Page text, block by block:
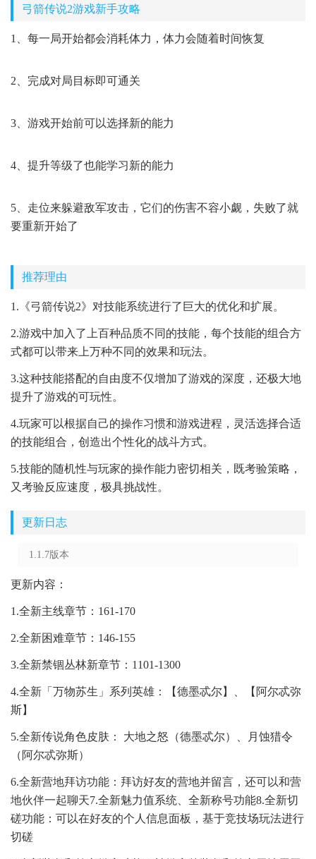
弓箭传说2游戏新手攻略
1、每一局开始都会消耗体力，体力会随着时间恢复
2、完成对局目标即可通关
3、游戏开始前可以选择新的能力
4、提升等级了也能学习新的能力
5、走位来躲避敌军攻击，它们的伤害不容小觑，失败了就
要重新开始了
推荐理由
1.《弓箭传说2》对技能系统进行了巨大的优化和扩展。
2.游戏中加入了上百种品质不同的技能，每个技能的组合方
式都可以带来上万种不同的效果和玩法。
3.这种技能搭配的自由度不仅增加了游戏的深度，还极大地
提升了游戏的可玩性。
4.玩家可以根据自己的操作习惯和游戏进程，灵活选择合适
的技能组合，创造出个性化的战斗方式。
5.技能的随机性与玩家的操作能力密切相关，既考验策略，
又考验反应速度，极具挑战性。
更新日志
1.1.7版本
更新内容：
1.全新主线章节：161-170
2.全新困难章节：146-155
3.全新禁锢丛林新章节：1101-1300
4.全新「万物苏生」系列英雄：【德墨忒尔】、【阿尔忒弥
斯】
5.全新传说角色皮肤： 大地之怒（德墨忒尔）、月蚀猎令
（阿尔忒弥斯）
6.全新营地拜访功能：拜访好友的营地并留言，还可以和营
地伙伴一起聊天7.全新魅力值系统、全新称号功能8.全新切
磋功能：可以在好友的个人信息面板，基于竞技场玩法进行
切磋